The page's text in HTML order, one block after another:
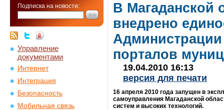
Подписка на новости:
Управление
документами
Интернет
Интеграция
Безопасность
Мобильная связь
В Магаданской
внедрено
Администрации
порталов
19.04.2010 16:13
версия для печати
16 апреля 2010 года запущен в
самоуправления Магаданской
систем и высоких технологий.